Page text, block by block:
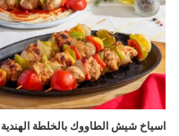
اسياخ شيش الطاووك بالخلطة الهندية